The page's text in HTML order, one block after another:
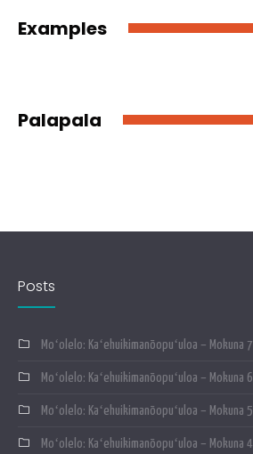
Examples
Palapala
Posts
Moʻolelo: Kaʻehuikimanōopuʻuloa – Mokuna 7
Moʻolelo: Kaʻehuikimanōopuʻuloa – Mokuna 6
Moʻolelo: Kaʻehuikimanōopuʻuloa – Mokuna 5
Moʻolelo: Kaʻehuikimanōopuʻuloa – Mokuna 4